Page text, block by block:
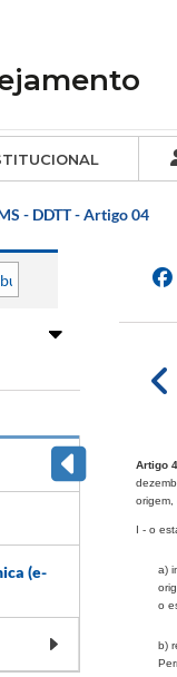
- DDTT - Artigo 04
(e-
Artigo
origem,
I - o
a)
o
b)